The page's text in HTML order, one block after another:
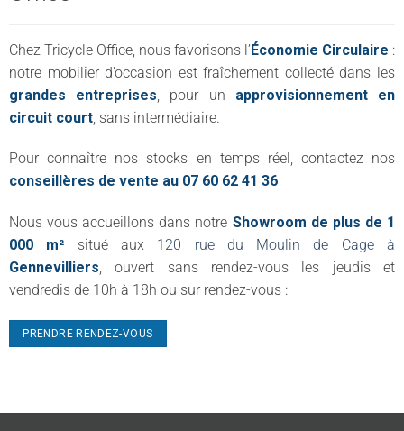
Chez Tricycle Office, nous favorisons l’Économie Circulaire :
notre mobilier d’occasion est fraîchement collecté dans les
grandes entreprises , pour un approvisionnement en
circuit court , sans intermédiaire.
Pour connaître nos stocks en temps réel, contactez nos
conseillères de vente au 07 60 62 41 36
Nous vous accueillons dans notre Showroom de plus de 1
000 m² situé aux 120 rue du Moulin de Cage à
Gennevilliers, ouvert sans rendez-vous les jeudis et
vendredis de 10h à 18h ou sur rendez-vous :
PRENDRE RENDEZ-VOUS